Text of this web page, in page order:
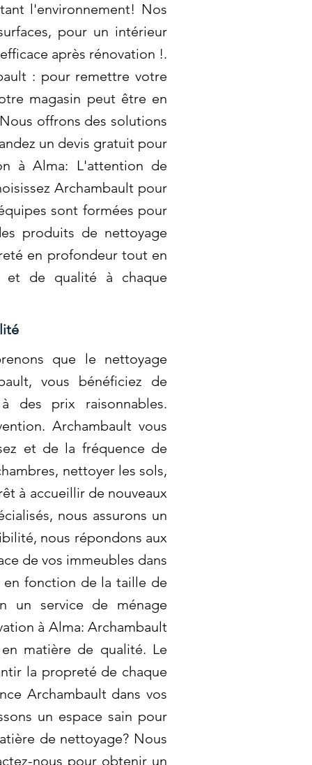
l'environnement! Nos
pour un intérieur
après rénovation !.
: pour remettre votre
magasin peut être en
offrons des solutions
un devis gratuit pour
à Alma: L'attention de
Archambault pour
sont formées pour
produits de nettoyage
en profondeur tout en
et de qualité à chaque
que le nettoyage
vous bénéficiez de
des prix raisonnables.
Archambault vous
et de la fréquence de
nettoyer les sols,
à accueillir de nouveaux
nous assurons un
nous répondons aux
de vos immeubles dans
fonction de la taille de
un service de ménage
à Alma: Archambault
matière de qualité. Le
la propreté de chaque
Archambault dans vos
un espace sain pour
de nettoyage? Nous
nous pour obtenir un